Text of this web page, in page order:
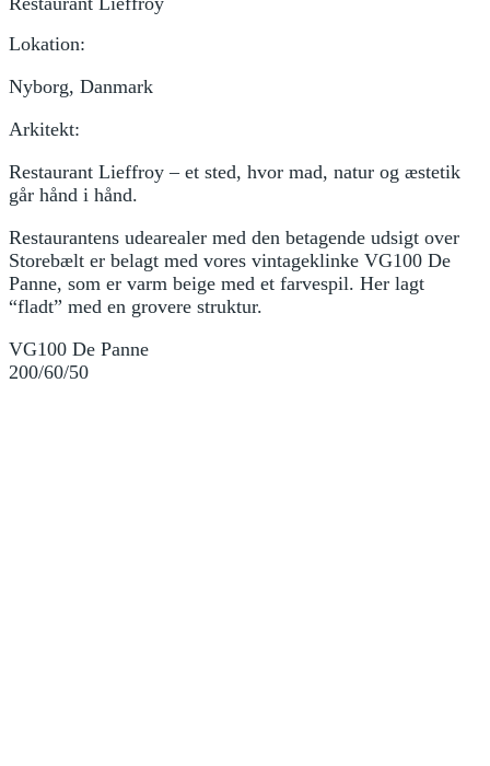
Lokation:
Nyborg, Danmark
Arkitekt:
Restaurant Lieffroy – et sted, hvor mad, natur og æstetik
går hånd i hånd.
Restaurantens udearealer med den betagende udsigt over
Storebælt er belagt med vores vintageklinke VG100 De
Panne, som er varm beige med et farvespil. Her lagt
“fladt” med en grovere struktur.
VG100 De Panne
200/60/50